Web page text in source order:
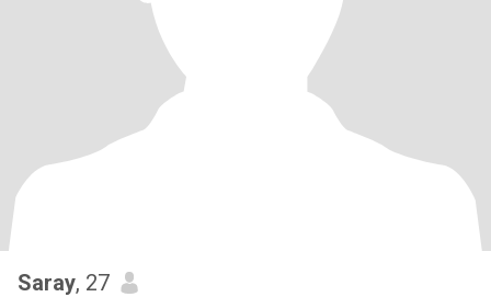
Saray, 27